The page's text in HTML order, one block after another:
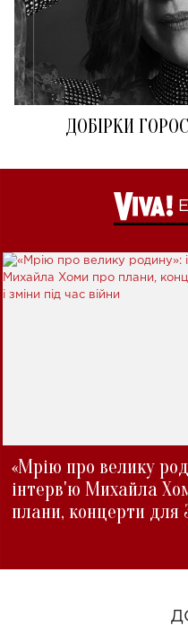
ДОБІРКИ
«Мрію про велику
інтерв'ю Михайла
плани, концерти для